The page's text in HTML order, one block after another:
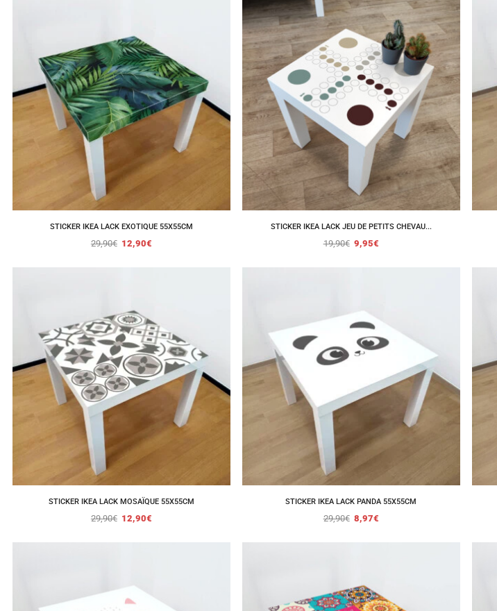
STICKER IKEA LACK EXOTIQUE 55X55CM
29,90€ 12,90€
STICKER IKEA LACK JEU DE PETITS CHEVAU...
19,90€ 9,95€
STICKER IKEA LACK MOSAÏQUE 55X55CM
29,90€ 12,90€
STICKER IKEA LACK PANDA 55X55CM
29,90€ 8,97€